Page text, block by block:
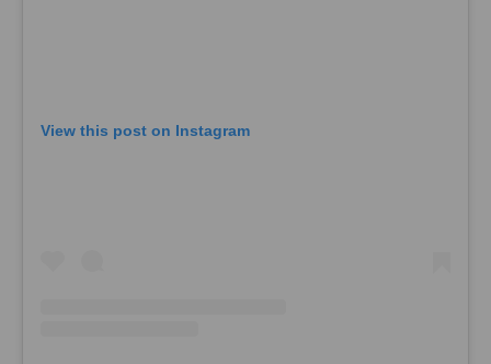
View this post on Instagram